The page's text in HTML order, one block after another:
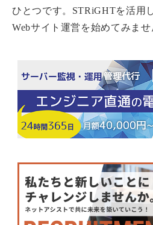
ひとつです。STRiGHTを活用
Webサイト運営を始めてみませ